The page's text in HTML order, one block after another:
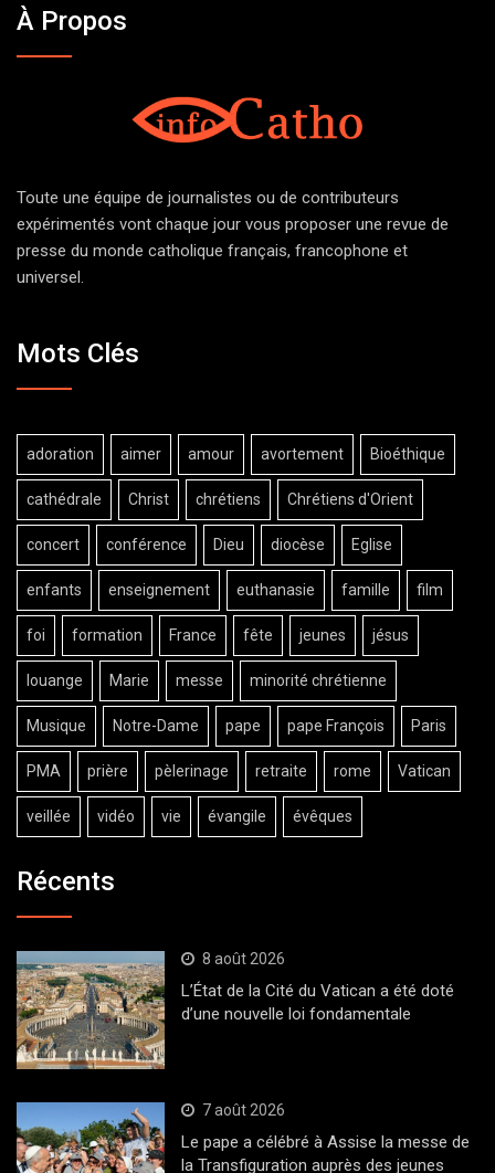
À Propos
Toute une équipe de journalistes ou de contributeurs
expérimentés vont chaque jour vous proposer une revue de
presse du monde catholique français, francophone et
universel.
Mots Clés
adoration aimer amour avortement Bioéthique
cathédrale Christ chrétiens Chrétiens d'Orient
concert conférence Dieu diocèse Eglise
enfants enseignement euthanasie famille film
foi formation France fête jeunes jésus
louange Marie messe minorité chrétienne
Musique Notre-Dame pape pape François Paris
PMA prière pèlerinage retraite rome Vatican
veillée vidéo vie évangile évêques
Récents
8 août 2026
L’État de la Cité du Vatican a été doté
d’une nouvelle loi fondamentale
7 août 2026
Le pape a célébré à Assise la messe de
la Transfiguration auprès des jeunes